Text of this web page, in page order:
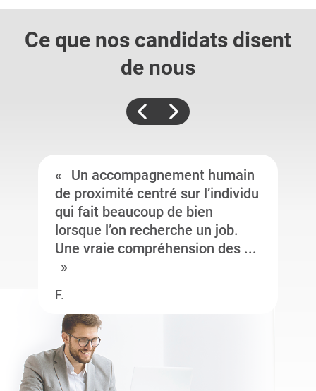
Ce que nos candidats disent
de nous
Un accompagnement humain
de proximité centré sur l’individu
qui fait beaucoup de bien
lorsque l’on recherche un job.
Une vraie compréhension des ...
F.